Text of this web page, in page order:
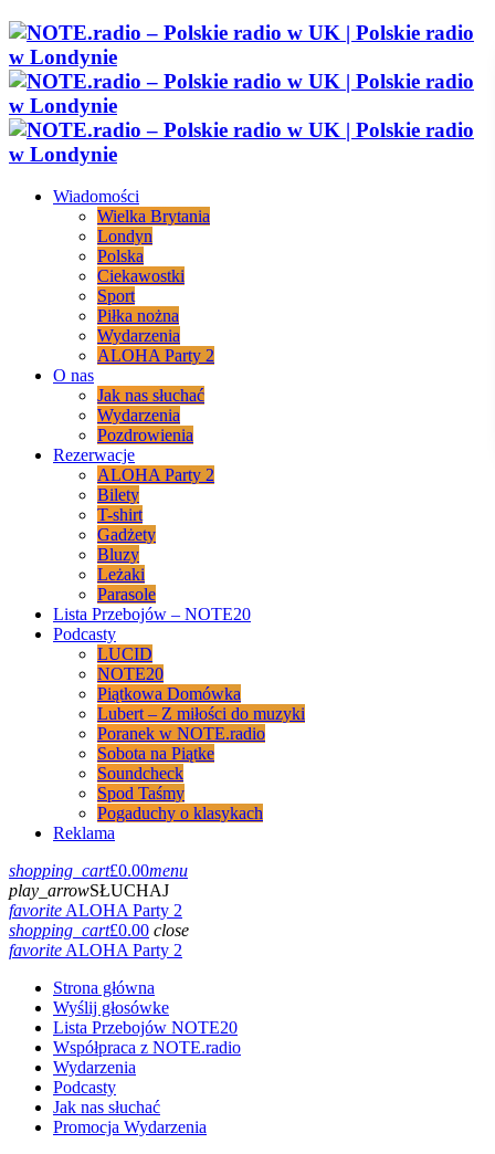
Wiadomości
Wielka Brytania
Londyn
Polska
Ciekawostki
Sport
Piłka nożna
Wydarzenia
ALOHA Party 2
O nas
Jak nas słuchać
Wydarzenia
Pozdrowienia
Rezerwacje
ALOHA Party 2
Bilety
T-shirt
Gadżety
Bluzy
Leżaki
Parasole
Lista Przebojów – NOTE20
Podcasty
LUCID
NOTE20
Piątkowa Domówka
Lubert – Z miłości do muzyki
Poranek w NOTE.radio
Sobota na Piątke
Soundcheck
Spod Taśmy
Pogaduchy o klasykach
Reklama
shopping_cart£0.00menu
play_arrowSŁUCHAJ
favoriteALOHA Party 2
shopping_cart£0.00 close
favoriteALOHA Party 2
Strona główna
Wyślij głosówke
Lista Przebojów NOTE20
Współpraca z NOTE.radio
Wydarzenia
Podcasty
Jak nas słuchać
Promocja Wydarzenia